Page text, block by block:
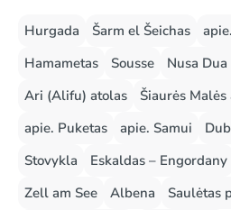
Hurgada Šarm el Šeichas
Hamametas
Sousse
Nusa
Ari (Alifu) atolas
Šiaurės Malės
apie. Puketas
apie. Samui
Stovykla
Eskaldas – Engordany
Zell am See
Albena
Saulėtas